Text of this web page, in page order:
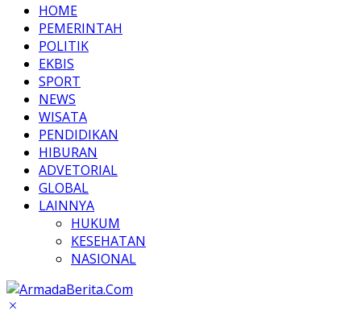
HOME
PEMERINTAH
POLITIK
EKBIS
SPORT
NEWS
WISATA
PENDIDIKAN
HIBURAN
ADVETORIAL
GLOBAL
LAINNYA
HUKUM
KESEHATAN
NASIONAL